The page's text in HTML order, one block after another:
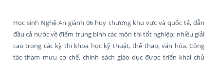
Học sinh Nghệ An giành 06 huy chương khu vực và quốc tế, dẫn
đầu cả nước về điểm trung bình các môn thi tốt nghiệp; nhiều giải
cao trong các kỳ thi khoa học kỹ thuật, thể thao, văn hóa. Công
tác tham mưu cơ chế, chính sách giáo dục được triển khai chủ